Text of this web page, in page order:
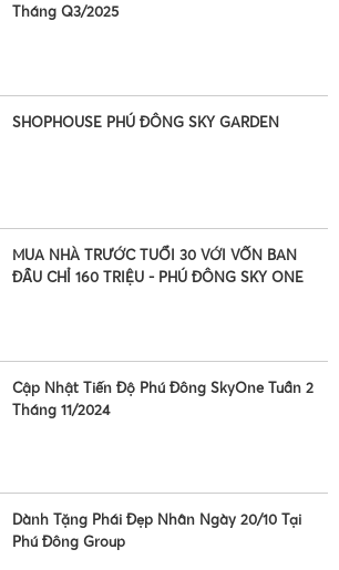
•
Tháng Q3/2025
SHOPHOUSE PHÚ ĐÔNG SKY GARDEN
MUA NHÀ TRƯỚC TUỔI 30 VỚI VỐN BAN
ĐẦU CHỈ 160 TRIỆU - PHÚ ĐÔNG SKY ONE
Cập Nhật Tiến Độ Phú Đông SkyOne Tuần 2
Tháng 11/2024
Dành Tặng Phái Đẹp Nhân Ngày 20/10 Tại
Phú Đông Group